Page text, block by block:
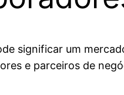
significar um
e parceiros de